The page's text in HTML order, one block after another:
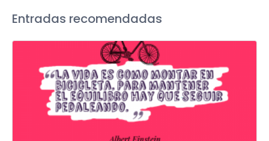
Entradas recomendadas